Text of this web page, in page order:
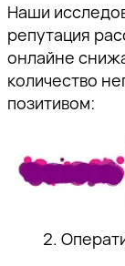
Наши
репутация
онлайне
количество
позитивом:
2.